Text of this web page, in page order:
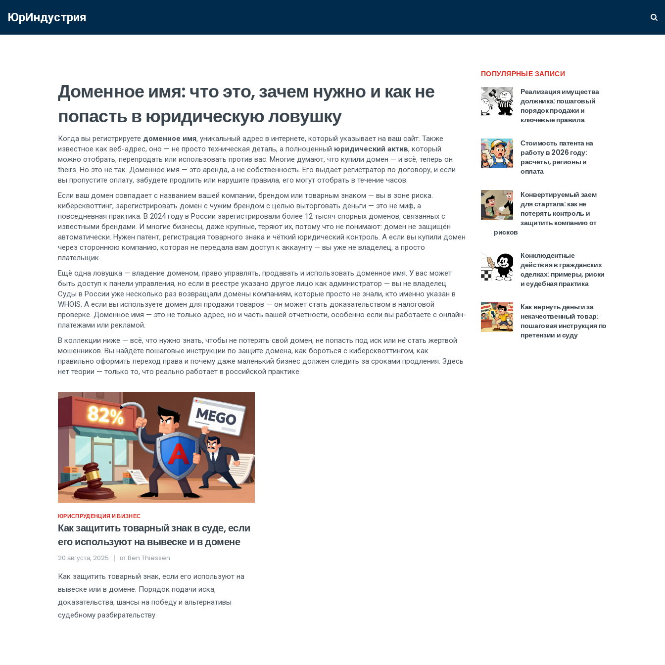
ЮрИндустрия
Доменное имя: что это, зачем нужно и как не
попасть в юридическую ловушку
Когда вы регистрируете доменное имя, уникальный адрес в интернете, который указывает на ваш сайт. Также
известное как веб-адрес, оно — не просто техническая деталь, а полноценный юридический актив, который
можно отобрать, перепродать или использовать против вас. Многие думают, что купили домен — и всё, теперь он
theirs. Но это не так. Доменное имя — это аренда, а не собственность. Его выдаёт регистратор по договору, и если
вы пропустите оплату, забудете продлить или нарушите правила, его могут отобрать в течение часов.
Если ваш домен совпадает с названием вашей компании, брендом или товарным знаком — вы в зоне риска.
киберсквоттинг, зарегистрировать домен с чужим брендом с целью выторговать деньги — это не миф, а
повседневная практика. В 2024 году в России зарегистрировали более 12 тысяч спорных доменов, связанных с
известными брендами. И многие бизнесы, даже крупные, теряют их, потому что не понимают: домен не защищён
автоматически. Нужен патент, регистрация товарного знака и чёткий юридический контроль. А если вы купили домен
через стороннюю компанию, которая не передала вам доступ к аккаунту — вы уже не владелец, а просто
плательщик.
Ещё одна ловушка — владение доменом, право управлять, продавать и использовать доменное имя. У вас может
быть доступ к панели управления, но если в реестре указано другое лицо как администратор — вы не владелец.
Суды в России уже несколько раз возвращали домены компаниям, которые просто не знали, кто именно указан в
WHOIS. А если вы используете домен для продажи товаров — он может стать доказательством в налоговой
проверке. Доменное имя — это не только адрес, но и часть вашей отчётности, особенно если вы работаете с онлайн-
платежами или рекламой.
В коллекции ниже — всё, что нужно знать, чтобы не потерять свой домен, не попасть под иск или не стать жертвой
мошенников. Вы найдёте пошаговые инструкции по защите домена, как бороться с киберсквоттингом, как
правильно оформить переход права и почему даже маленький бизнес должен следить за сроками продления. Здесь
нет теории — только то, что реально работает в российской практике.
ЮРИСПРУДЕНЦИЯ И БИЗНЕС
Как защитить товарный знак в суде, если
его используют на вывеске и в домене
20 августа, 2025 от Ben Thiessen
Как защитить товарный знак, если его используют на
вывеске или в домене. Порядок подачи иска,
доказательства, шансы на победу и альтернативы
судебному разбирательству.
ПОПУЛЯРНЫЕ ЗАПИСИ
Реализация имущества
должника: пошаговый
порядок продажи и
ключевые правила
Стоимость патента на
работу в 2026 году:
расчеты, регионы и
оплата
Конвертируемый заем
для стартапа: как не
потерять контроль и
защитить компанию от
рисков
Конклюдентные
действия в гражданских
сделках: примеры, риски
и судебная практика
Как вернуть деньги за
некачественный товар:
пошаговая инструкция по
претензии и суду